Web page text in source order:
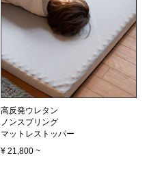
高反発ウレタン
ノンスプリング
マットレストッパー
¥ 21,800 ~